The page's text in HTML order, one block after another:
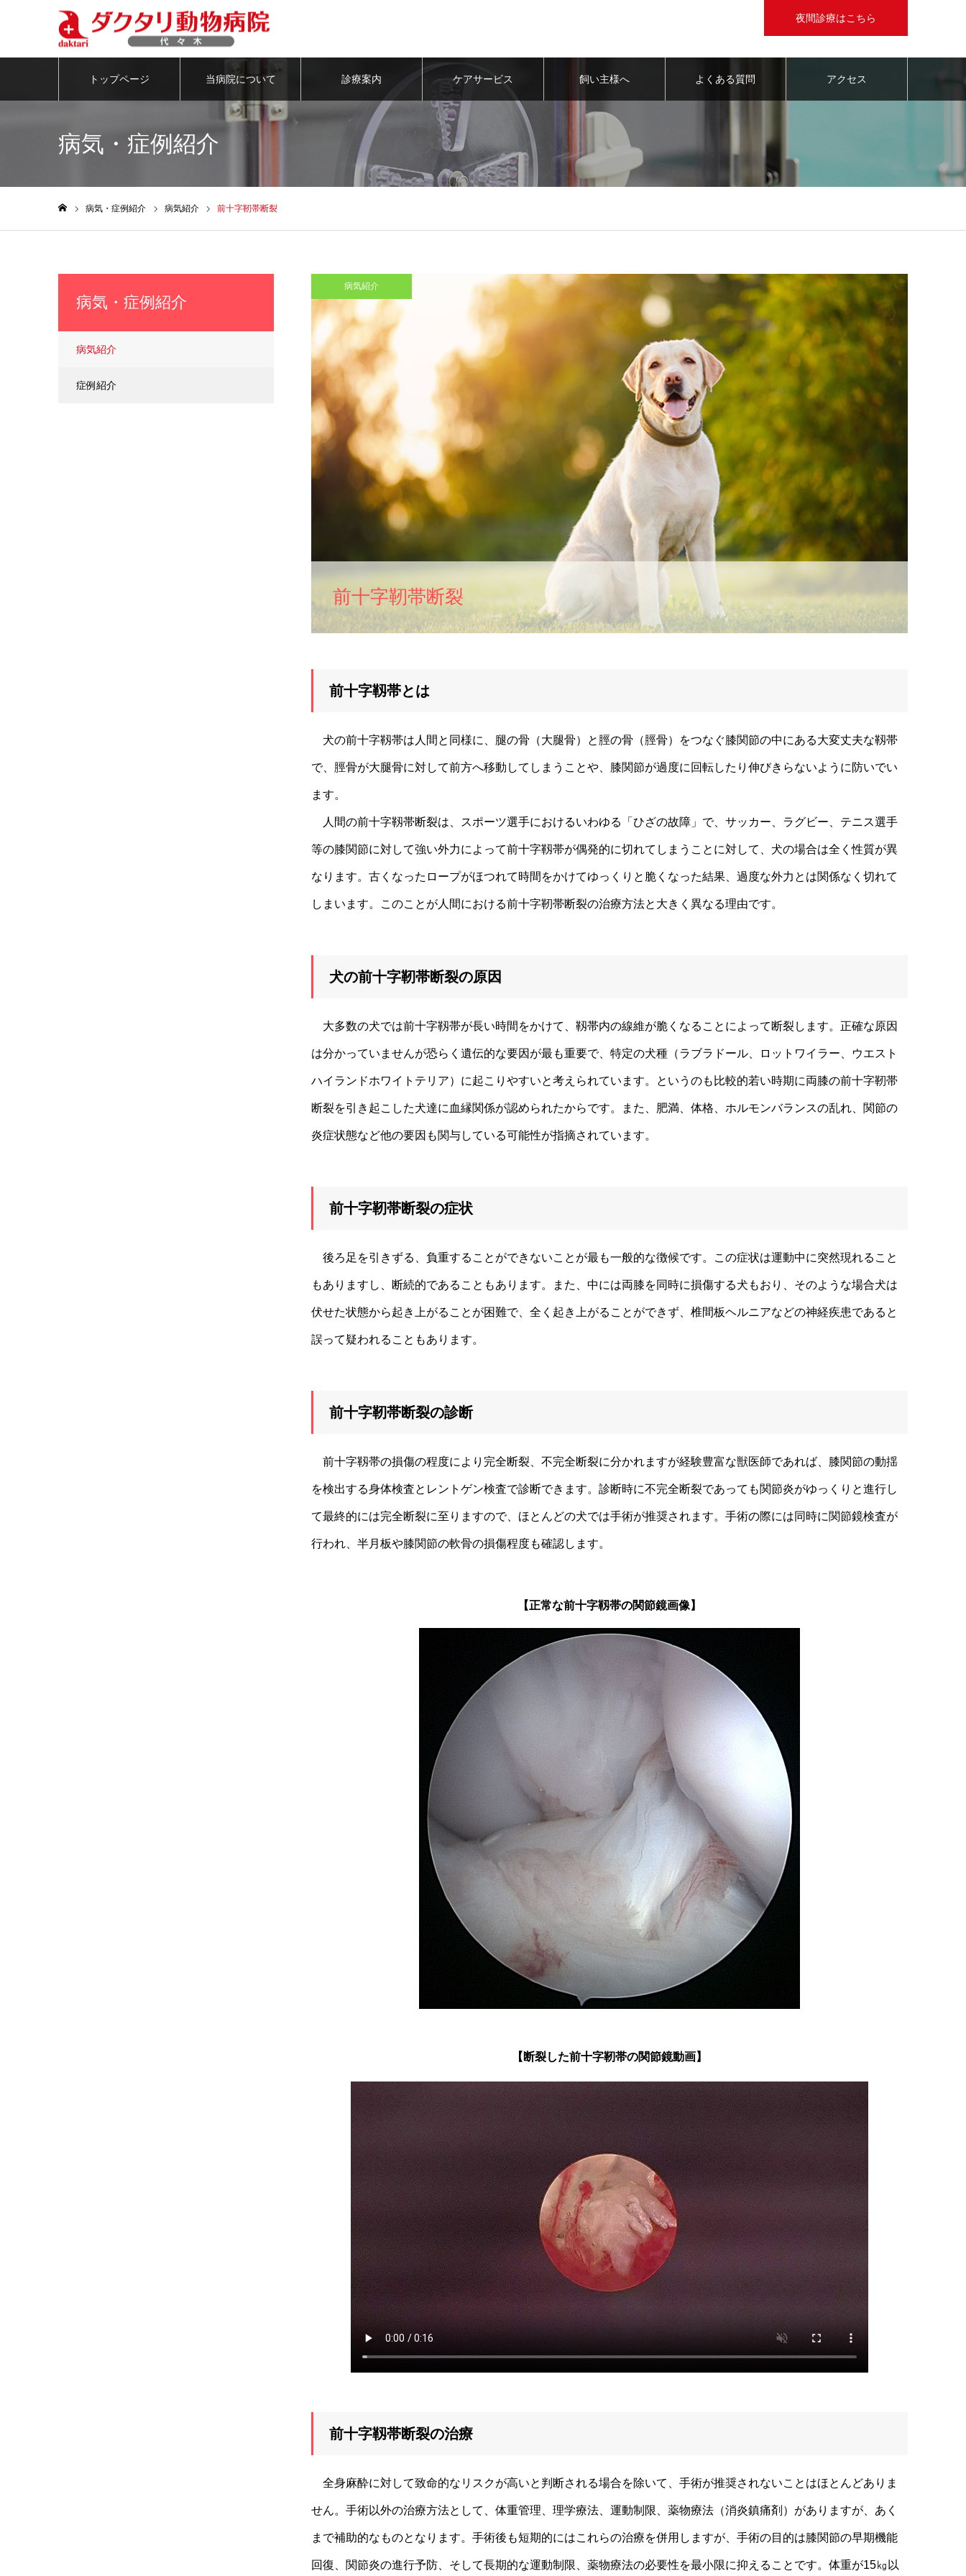
夜間診療はこちら
トップページ 当病院について 診療案内 ケアサービス 飼い主様へ よくある質問 アクセス
病気・症例紹介
病気・症例紹介 病気紹介 前十字靭帯断裂
病気紹介
前十字靭帯断裂
前十字靱帯とは
犬の前十字靱帯は人間と同様に、腿の骨（大腿骨）と脛の骨（脛骨）をつなぐ膝関節の中にある大変丈夫な靱帯
で、脛骨が大腿骨に対して前方へ移動してしまうことや、膝関節が過度に回転したり伸びきらないように防いでい
ます。
人間の前十字靱帯断裂は、スポーツ選手におけるいわゆる「ひざの故障」で、サッカー、ラグビー、テニス選手
等の膝関節に対して強い外力によって前十字靱帯が偶発的に切れてしまうことに対して、犬の場合は全く性質が異
なります。古くなったロープがほつれて時間をかけてゆっくりと脆くなった結果、過度な外力とは関係なく切れて
しまいます。このことが人間における前十字靭帯断裂の治療方法と大きく異なる理由です。
犬の前十字靭帯断裂の原因
大多数の犬では前十字靱帯が長い時間をかけて、靱帯内の線維が脆くなることによって断裂します。正確な原因
は分かっていませんが恐らく遺伝的な要因が最も重要で、特定の犬種（ラブラドール、ロットワイラー、ウエスト
ハイランドホワイトテリア）に起こりやすいと考えられています。というのも比較的若い時期に両膝の前十字靭帯
断裂を引き起こした犬達に血縁関係が認められたからです。また、肥満、体格、ホルモンバランスの乱れ、関節の
炎症状態など他の要因も関与している可能性が指摘されています。
前十字靭帯断裂の症状
後ろ足を引きずる、負重することができないことが最も一般的な徴候です。この症状は運動中に突然現れること
もありますし、断続的であることもあります。また、中には両膝を同時に損傷する犬もおり、そのような場合犬は
伏せた状態から起き上がることが困難で、全く起き上がることができず、椎間板ヘルニアなどの神経疾患であると
誤って疑われることもあります。
前十字靭帯断裂の診断
前十字靱帯の損傷の程度により完全断裂、不完全断裂に分かれますが経験豊富な獣医師であれば、膝関節の動揺
を検出する身体検査とレントゲン検査で診断できます。診断時に不完全断裂であっても関節炎がゆっくりと進行し
て最終的には完全断裂に至りますので、ほとんどの犬では手術が推奨されます。手術の際には同時に関節鏡検査が
行われ、半月板や膝関節の軟骨の損傷程度も確認します。
【正常な前十字靱帯の関節鏡画像】
【断裂した前十字靭帯の関節鏡動画】
前十字靱帯断裂の治療
全身麻酔に対して致命的なリスクが高いと判断される場合を除いて、手術が推奨されないことはほとんどありま
せん。手術以外の治療方法として、体重管理、理学療法、運動制限、薬物療法（消炎鎮痛剤）がありますが、あく
まで補助的なものとなります。手術後も短期的にはこれらの治療を併用しますが、手術の目的は膝関節の早期機能
回復、関節炎の進行予防、そして長期的な運動制限、薬物療法の必要性を最小限に抑えることです。体重が15㎏以
病気・症例紹介
病気紹介
症例紹介